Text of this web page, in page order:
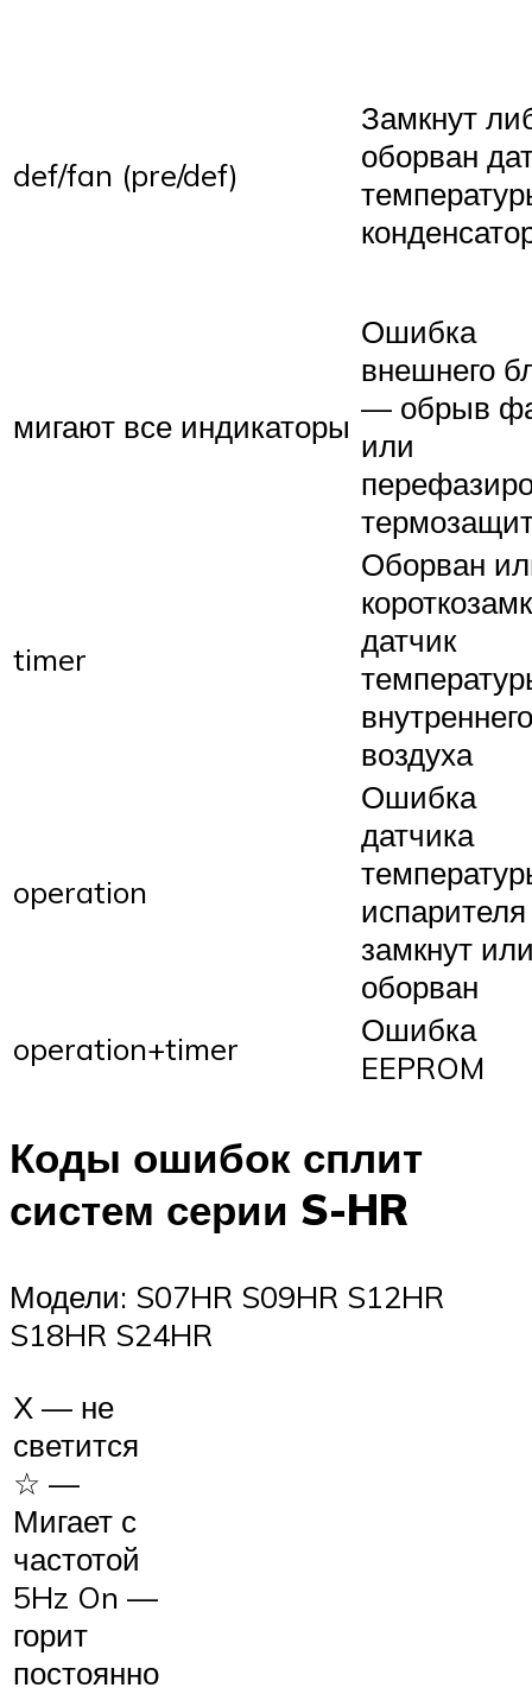
def/fan (pre/def)
Замкнут
оборван
мигают все индикаторы
Ошибка
внешнего
— обрыв
или
timer
Оборван
датчик
внутреннего
воздуха
operation
Ошибка
датчика
замкнут
оборван
operation+timer
Ошибка
EEPROM
Коды ошибок сплит
систем серии S-HR
Модели: S07HR S09HR S12HR
S18HR S24HR
Х — не
светится
☆ —
Мигает с
частотой
5Hz On —
горит
постоянно